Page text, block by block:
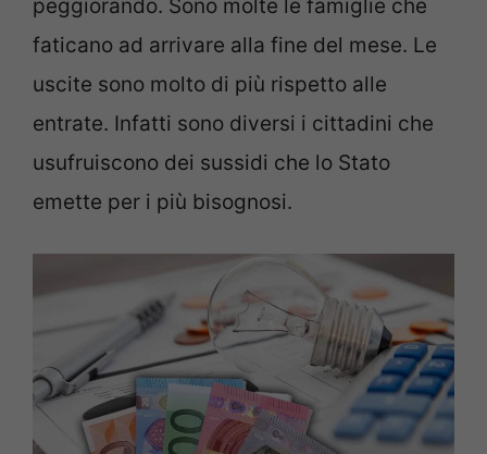
peggiorando. Sono molte le famiglie che
faticano ad arrivare alla fine del mese. Le
uscite sono molto di più rispetto alle
entrate. Infatti sono diversi i cittadini che
usufruiscono dei sussidi che lo Stato
emette per i più bisognosi.